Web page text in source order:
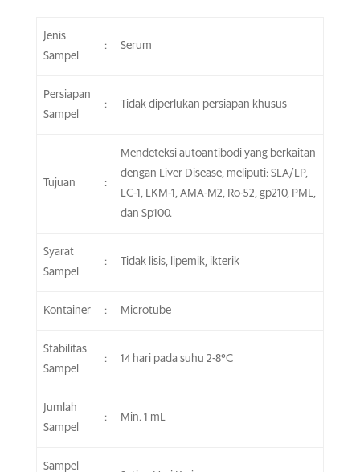
Jenis
Sampel
: Serum
Persiapan
Sampel
: Tidak diperlukan persiapan khusus
Tujuan :
Mendeteksi autoantibodi yang berkaitan
dengan Liver Disease, meliputi: SLA/LP,
LC-1, LKM-1, AMA-M2, Ro-52, gp210, PML,
dan Sp100.
Syarat
Sampel
: Tidak lisis, lipemik, ikterik
Kontainer : Microtube
Stabilitas
Sampel
: 14 hari pada suhu 2-8°C
Jumlah
Sampel
: Min. 1 mL
Sampel